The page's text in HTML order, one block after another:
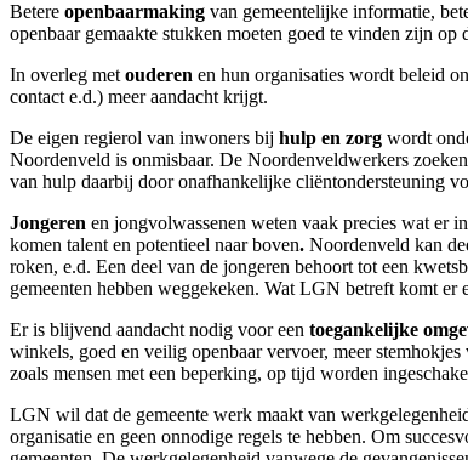
Betere openbaarmaking van gemeentelijke informatie,
openbaar gemaakte stukken moeten goed te vinden zijn op
In overleg met ouderen en hun organisaties wordt beleid
contact e.d.) meer aandacht krijgt.
De eigen regierol van inwoners bij hulp en zorg wordt
Noordenveld is onmisbaar. De Noordenveldwerkers
van hulp daarbij door onafhankelijke cliëntondersteuning
Jongeren en jongvolwassenen weten vaak precies wat er
komen talent en potentieel naar boven. Noordenveld kan
roken, e.d. Een deel van de jongeren behoort tot een
gemeenten hebben weggekeken. Wat LGN betreft komt er
Er is blijvend aandacht nodig voor een toegankelijke
winkels, goed en veilig openbaar vervoer, meer
zoals mensen met een beperking, op tijd worden
LGN wil dat de gemeente werk maakt van
organisatie en geen onnodige regels te hebben. Om